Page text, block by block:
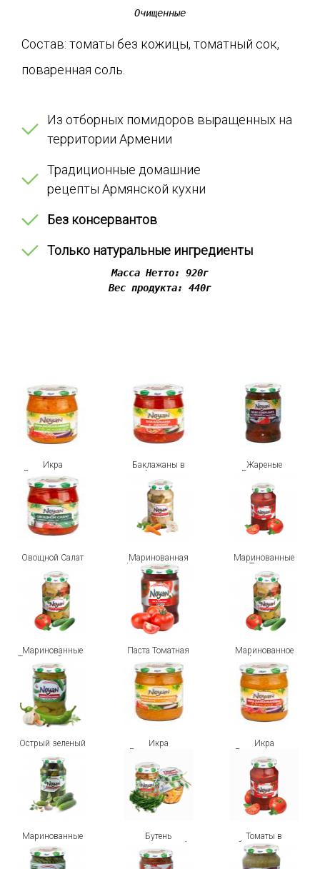
Очищенные
Состав: томаты без кожицы, томатный сок,
поваренная соль.
Из отборных помидоров выращенных на
территории Армении
Традиционные домашние
рецепты Армянской кухни
Без консервантов
Только натуральные ингредиенты
Масса Нетто: 920г
Вес продукта: 440г
Икра
Баклажановая
Нежная
Баклажаны в
Аджике
Жареные
Баклажаны
Овощной Салат
Маринованная
Цветная капуста
Маринованные
Томаты
Маринованные
Томаты и Огурцы
Паста Томатная
Маринованное
Ассорти
Острый зеленый
Икра
Баклажановая
«по-домашнему»
Икра
Баклажановая
ОСТРАЯ
Маринованные
огурцы
Бутень
маринованный
Томаты в
собственном соку